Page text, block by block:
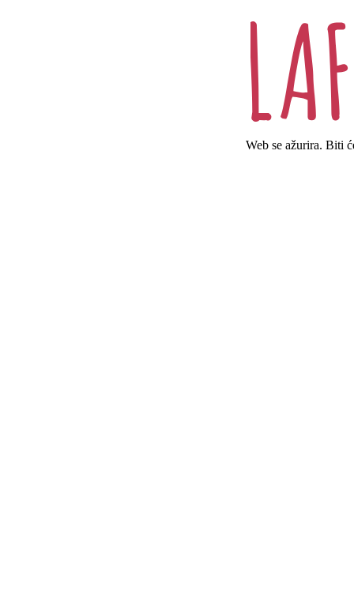
Web se ažurira. Biti